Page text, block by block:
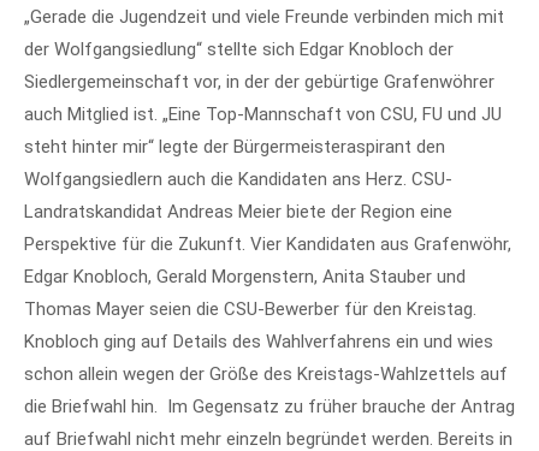
„Gerade die Jugendzeit und viele Freunde verbinden mich mit
der Wolfgangsiedlung“ stellte sich Edgar Knobloch der
Siedlergemeinschaft vor, in der der gebürtige Grafenwöhrer
auch Mitglied ist. „Eine Top-Mannschaft von CSU, FU und JU
steht hinter mir“ legte der Bürgermeisteraspirant den
Wolfgangsiedlern auch die Kandidaten ans Herz. CSU-
Landratskandidat Andreas Meier biete der Region eine
Perspektive für die Zukunft. Vier Kandidaten aus Grafenwöhr,
Edgar Knobloch, Gerald Morgenstern, Anita Stauber und
Thomas Mayer seien die CSU-Bewerber für den Kreistag.
Knobloch ging auf Details des Wahlverfahrens ein und wies
schon allein wegen der Größe des Kreistags-Wahlzettels auf
die Briefwahl hin. Im Gegensatz zu früher brauche der Antrag
auf Briefwahl nicht mehr einzeln begründet werden. Bereits in